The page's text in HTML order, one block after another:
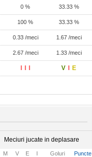
0 % 33.33 %
100 % 33.33 %
0.33 /meci 1.67 /meci
2.67 /meci 1.33 /meci
V E
Meciuri jucate in deplasare
M V E I Goluri Puncte